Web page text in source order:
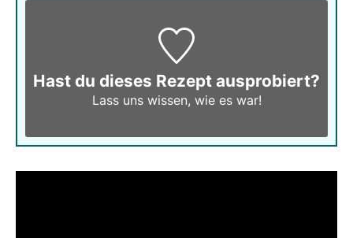
Hast du dieses Rezept ausprobiert?
Lass uns wissen, wie es war!